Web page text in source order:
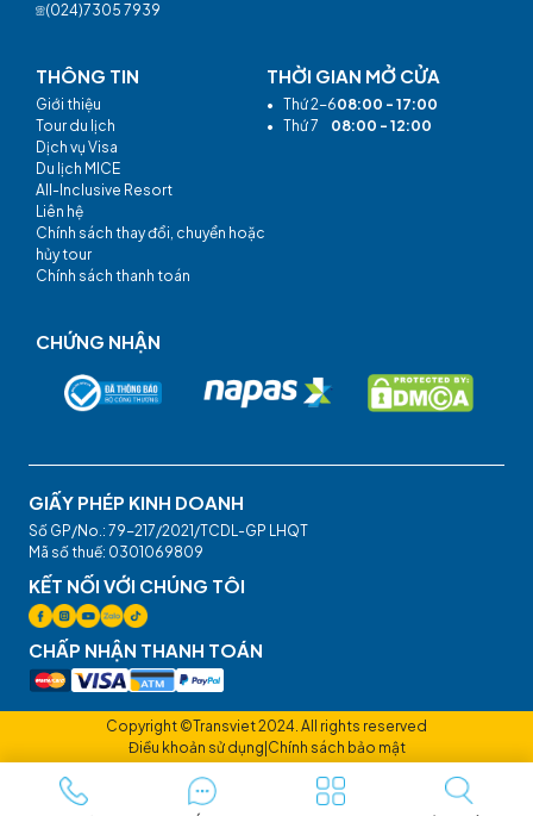
(024)7305 7939
THÔNG TIN
Giới thiệu
Tour du lịch
Dịch vụ Visa
Du lịch MICE
All-Inclusive Resort
Liên hệ
Chính sách thay đổi, chuyển hoặc
hủy tour
Chính sách thanh toán
THỜI GIAN MỞ CỬA
• Thứ 2-608:00 - 17:00
• Thứ 7 08:00 - 12:00
CHỨNG NHẬN
GIẤY PHÉP KINH DOANH
Số GP/No.: 79-217/2021/TCDL-GP LHQT
Mã số thuế: 0301069809
KẾT NỐI VỚI CHÚNG TÔI
CHẤP NHẬN THANH TOÁN
Copyright ©Transviet 2024. All rights reserved
Điều khoản sử dụng Chính sách bảo mật